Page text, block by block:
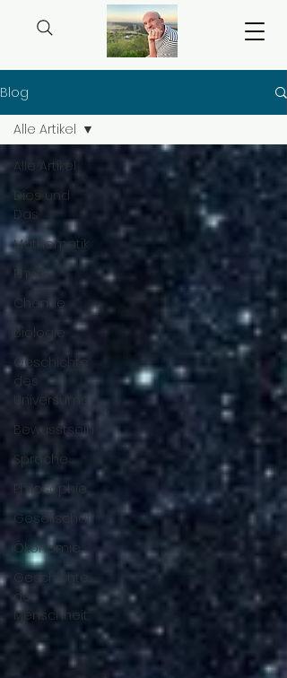
Blog
Alle Artikel
Dies und
Das
Mathematik
Physik
Chemie
Biologie
Geschichte
des
Universums
Bewusstsein
Sprache
Philosophie
Gesellschaft
Ökonomie
Geschichte
der
Menschheit
Alle Artikel